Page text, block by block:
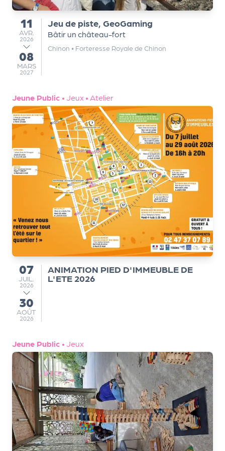
du
11
AVRIL
AVR.
2026
au
08
MARS
MARS
2027
Jeu de piste, GeoGaming
Bâtir un château-fort
Chinon • Forteresse Royale de Chinon
Jeune Public • Jeux • Atelier
du
07
JUILLET
JUIL.
2026
au
30
AOÛT
AOÛT
2026
ANIMATION PIED D'IMMEUBLE DE
L'ETE 2026
Jeune Public • Jeux
m
e
n
n
u
a
ir
d
e
o
g
a
n
is
L
e
cl
u
b
d
e
s
p